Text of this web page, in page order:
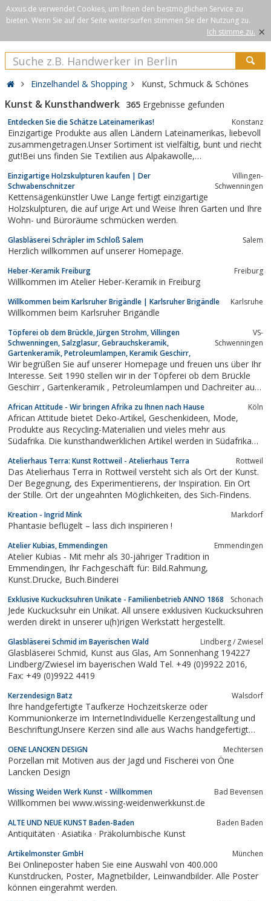
Axxus.de verwendet Cookies, um Ihnen den bestmöglichen Service zu
bieten. Wenn Sie auf der Seite weitersurfen stimmen Sie der Nutzung zu.
Ich stimme zu. ×
Einzelhandel & Shopping Kunst, Schmuck & Schönes
Kunst & Kunsthandwerk 365 Ergebnisse gefunden
Entdecken Sie die Schätze Lateinamerikas! Konstanz
Einzigartige Produkte aus allen Ländern Lateinamerikas, liebevoll
zusammengetragen.Unser Sortiment ist vielfältig, bunt und riecht
gut!Bei uns finden Sie Textilien aus Alpakawolle,
Alpakawolle zum Selberstricken, Taschen, Panama-Hüte,
handbestickte Gürtel,...
Einzigartige Holzskulpturen kaufen | Der
Schwabenschnitzer
Villingen-
Schwenningen
Kettensägenkünstler Uwe Lange fertigt einzigartige
Holzskulpturen, die auf urige Art und Weise Ihren Garten und Ihre
Wohn- und Büroräume schmücken werden.
Glasbläserei Schräpler im Schloß Salem Salem
Herzlich willkommen auf unserer Homepage.
Heber-Keramik Freiburg Freiburg
Willkommen im Atelier Heber-Keramik in Freiburg
Willkommen beim Karlsruher Brigändle | Karlsruher Brigändle Karlsruhe
Willkommen beim Karlsruher Brigändle
Töpferei ob dem Brückle, Jürgen Strohm, Villingen
Schwenningen, Salzglasur, Gebrauchskeramik,
Gartenkeramik, Petroleumlampen, Keramik Geschirr,
VS-
Schwenningen
Wir begrüßen Sie auf unserer Homepage und freuen uns über Ihr
Interesse. Seit 1990 stellen wir in der Töpferei ob dem Brückle
Geschirr , Gartenkeramik , Petroleumlampen und Dachreiter aus
African Attitude - Wir bringen Afrika zu Ihnen nach Hause Köln
African Attitude bietet Deko-Artikel, Geschenkideen, Mode,
Produkte aus Recycling-Materialien und vieles mehr aus
Südafrika. Die kunsthandwerklichen Artikel werden in Südafrika
Verkaufserlöses unterstützt African Attitude lokale Hilfsprojekte
vor Ort im südlichen Afrika.
Atelierhaus Terra: Kunst Rottweil - Atelierhaus Terra Rottweil
Das Atelierhaus Terra in Rottweil versteht sich als Ort der Kunst.
Der Begegnung, des Experimentierens, der Inspiration. Ein Ort
der Stille. Ort der ungeahnten Möglichkeiten, des Sich-Findens.
Kreation - Ingrid Mink Markdorf
Phantasie beflügelt – lass dich inspirieren !
Atelier Kubias, Emmendingen Emmendingen
Atelier Kubias - Mit mehr als 30-jähriger Tradition in
Emmendingen, Ihr Fachgeschäft für: Bild.Rahmung,
Kunst.Drucke, Buch.Binderei
Exklusive Kuckucksuhren Unikate - Familienbetrieb ANNO 1868 Schonach
Jede Kuckucksuhr ein Unikat. All unsere exklusiven Kuckucksuhren
werden direkt in unserer u(h)rigen Werkstatt hergestellt.
Glasbläserei Schmid im Bayerischen Wald Lindberg / Zwiesel
Glasbläserei Schmid, Kunst aus Glas, Am Sonnenhang 194227
Lindberg/Zwiesel im bayerischen Wald Tel. +49 (0)9922 2016,
Fax: +49 (0)9922 4419
Kerzendesign Batz Walsdorf
Ihre handgefertigte Taufkerze Hochzeitskerze oder
Kommunionkerze im InternetIndividuelle Kerzengestalltung und
BeschriftungUnsere Kerzen sind alle aus Wachs handgefertigt
OENE LANCKEN DESIGN Mechtersen
Porzellan mit Motiven aus der Jagd und Fischerei von Öne
Lancken Design
Wissing Weiden Werk Kunst - Willkommen Bad Bevensen
Willkommen bei www.wissing-weidenwerkkunst.de
ALTE UND NEUE KUNST Baden-Baden Baden Baden
Antiquitäten · Asiatika · Präkolumbische Kunst
Artikelmonster GmbH München
Bei Onlineposter haben Sie eine Auswahl von 400.000
Kunstdrucken, Poster, Magnetbilder, Leinwandbilder. Alle Poster
können eingerahmt werden.